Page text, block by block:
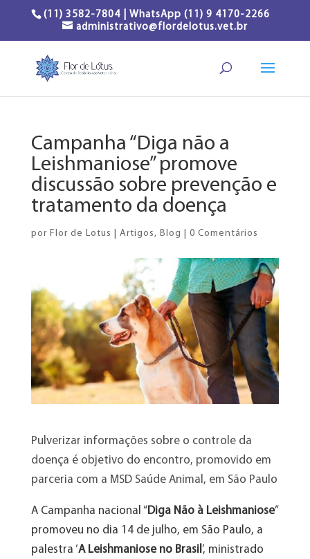
(11) 3582-7804 | WhatsApp (11) 9 4170-2266
administrativo@flordelotus.vet.br
Campanha “Diga não a
Leishmaniose” promove
discussão sobre prevenção e
tratamento da doença
por Flor de Lotus Artigos, Blog 0 Comentários
Pulverizar informações sobre o controle da
doença é objetivo do encontro, promovido em
parceria com a MSD Saúde Animal, em São Paulo
A Campanha nacional “Diga Não à Leishmaniose”
promoveu no dia 14 de julho, em São Paulo, a
palestra ‘A Leishmaniose no Brasil ’, ministrado